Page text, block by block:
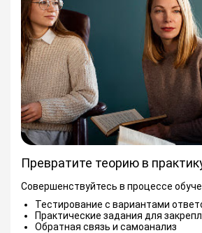
Превратите теорию в
Совершенствуйтесь в процессе
Тестирование с вариантами
Практические задания для
Обратная связь и самоанализ